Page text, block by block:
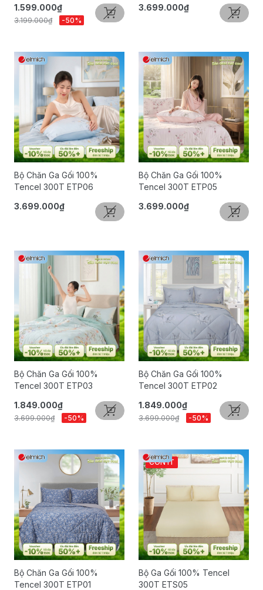
1.599.000₫
3.199.000₫ -50%
3.699.000₫
Bộ Chăn Ga Gối 100%
Tencel 300T ETP06
3.699.000₫
Bộ Chăn Ga Gối 100%
Tencel 300T ETP05
3.699.000₫
Bộ Chăn Ga Gối 100%
Tencel 300T ETP03
1.849.000₫
3.699.000₫ -50%
Bộ Chăn Ga Gối 100%
Tencel 300T ETP02
1.849.000₫
3.699.000₫ -50%
Bộ Chăn Ga Gối 100%
Tencel 300T ETP01
CÒN ÍT
Bộ Ga Gối 100% Tencel
300T ETS05